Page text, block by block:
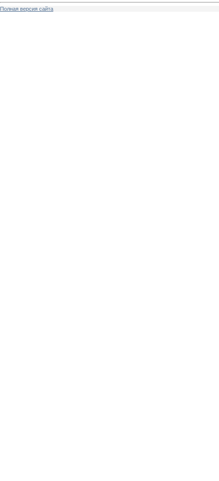
Полная версия сайта